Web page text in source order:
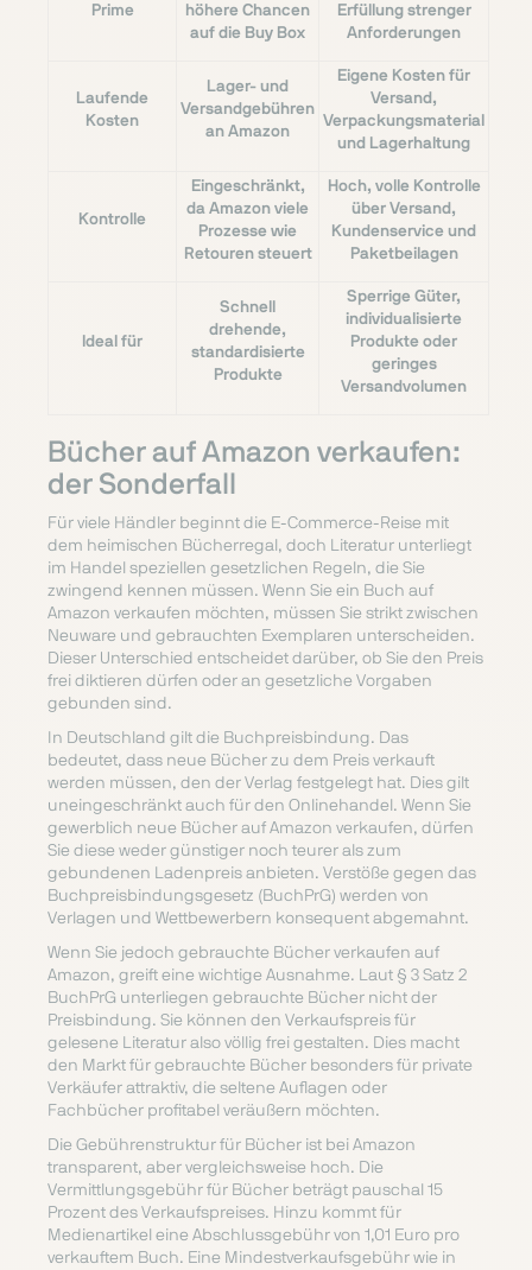
Prime
höhere Chancen
auf die Buy Box
Erfüllung strenger
Anforderungen
Laufende
Kosten
Lager- und
Versandgebühren
an Amazon
Eigene Kosten für
Versand,
Verpackungsmaterial
und Lagerhaltung
Kontrolle
Eingeschränkt,
da Amazon viele
Prozesse wie
Retouren steuert
Hoch, volle Kontrolle
über Versand,
Kundenservice und
Paketbeilagen
Ideal für
Schnell
drehende,
standardisierte
Produkte
Sperrige Güter,
individualisierte
Produkte oder
geringes
Versandvolumen
Bücher auf Amazon verkaufen:
der Sonderfall
Für viele Händler beginnt die E-Commerce-Reise mit
dem heimischen Bücherregal, doch Literatur unterliegt
im Handel speziellen gesetzlichen Regeln, die Sie
zwingend kennen müssen. Wenn Sie ein Buch auf
Amazon verkaufen möchten, müssen Sie strikt zwischen
Neuware und gebrauchten Exemplaren unterscheiden.
Dieser Unterschied entscheidet darüber, ob Sie den Preis
frei diktieren dürfen oder an gesetzliche Vorgaben
gebunden sind.
In Deutschland gilt die Buchpreisbindung. Das
bedeutet, dass neue Bücher zu dem Preis verkauft
werden müssen, den der Verlag festgelegt hat. Dies gilt
uneingeschränkt auch für den Onlinehandel. Wenn Sie
gewerblich neue Bücher auf Amazon verkaufen, dürfen
Sie diese weder günstiger noch teurer als zum
gebundenen Ladenpreis anbieten. Verstöße gegen das
Buchpreisbindungsgesetz (BuchPrG) werden von
Verlagen und Wettbewerbern konsequent abgemahnt.
Wenn Sie jedoch gebrauchte Bücher verkaufen auf
Amazon, greift eine wichtige Ausnahme. Laut § 3 Satz 2
BuchPrG unterliegen gebrauchte Bücher nicht der
Preisbindung. Sie können den Verkaufspreis für
gelesene Literatur also völlig frei gestalten. Dies macht
den Markt für gebrauchte Bücher besonders für private
Verkäufer attraktiv, die seltene Auflagen oder
Fachbücher profitabel veräußern möchten.
Die Gebührenstruktur für Bücher ist bei Amazon
transparent, aber vergleichsweise hoch. Die
Vermittlungsgebühr für Bücher beträgt pauschal 15
Prozent des Verkaufspreises. Hinzu kommt für
Medienartikel eine Abschlussgebühr von 1,01 Euro pro
verkauftem Buch. Eine Mindestverkaufsgebühr wie in